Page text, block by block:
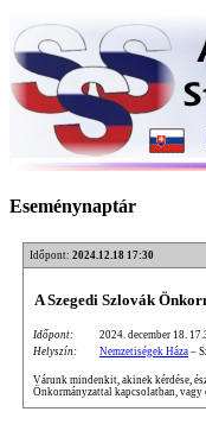
Eseménynaptár
Időpont: 2024.12.18 17:30
A Szegedi Szlovák
Időpont:
2024. december 18.
Helyszín:
Nemzetiségek Háza –
Várunk mindenkit, akinek kérdése,
Önkormányzattal kapcsolatban,